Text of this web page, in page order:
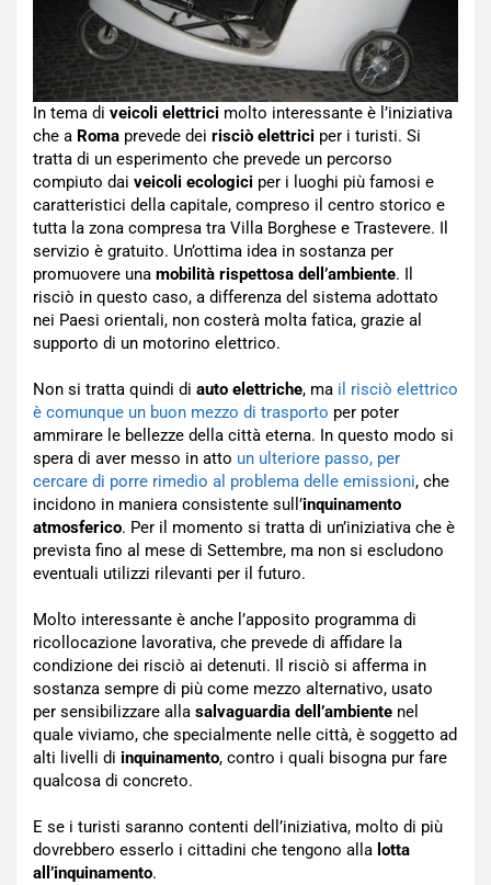
In tema di veicoli elettrici molto interessante è l’iniziativa
che a Roma prevede dei risciò elettrici per i turisti. Si
tratta di un esperimento che prevede un percorso
compiuto dai veicoli ecologici per i luoghi più famosi e
caratteristici della capitale, compreso il centro storico e
tutta la zona compresa tra Villa Borghese e Trastevere. Il
servizio è gratuito. Un’ottima idea in sostanza per
promuovere una mobilità rispettosa dell’ambiente. Il
risciò in questo caso, a differenza del sistema adottato
nei Paesi orientali, non costerà molta fatica, grazie al
supporto di un motorino elettrico.
Non si tratta quindi di auto elettriche, ma il risciò elettrico
è comunque un buon mezzo di trasporto per poter
ammirare le bellezze della città eterna. In questo modo si
spera di aver messo in atto un ulteriore passo, per
cercare di porre rimedio al problema delle emissioni, che
incidono in maniera consistente sull’inquinamento
atmosferico. Per il momento si tratta di un’iniziativa che è
prevista fino al mese di Settembre, ma non si escludono
eventuali utilizzi rilevanti per il futuro.
Molto interessante è anche l’apposito programma di
ricollocazione lavorativa, che prevede di affidare la
condizione dei risciò ai detenuti. Il risciò si afferma in
sostanza sempre di più come mezzo alternativo, usato
per sensibilizzare alla salvaguardia dell’ambiente nel
quale viviamo, che specialmente nelle città, è soggetto ad
alti livelli di inquinamento, contro i quali bisogna pur fare
qualcosa di concreto.
E se i turisti saranno contenti dell’iniziativa, molto di più
dovrebbero esserlo i cittadini che tengono alla lotta
all’inquinamento.